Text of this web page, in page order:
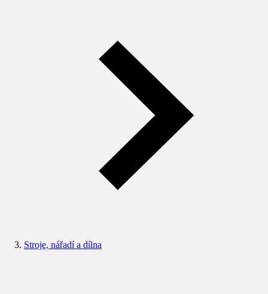
Stroje, nářadí a dílna